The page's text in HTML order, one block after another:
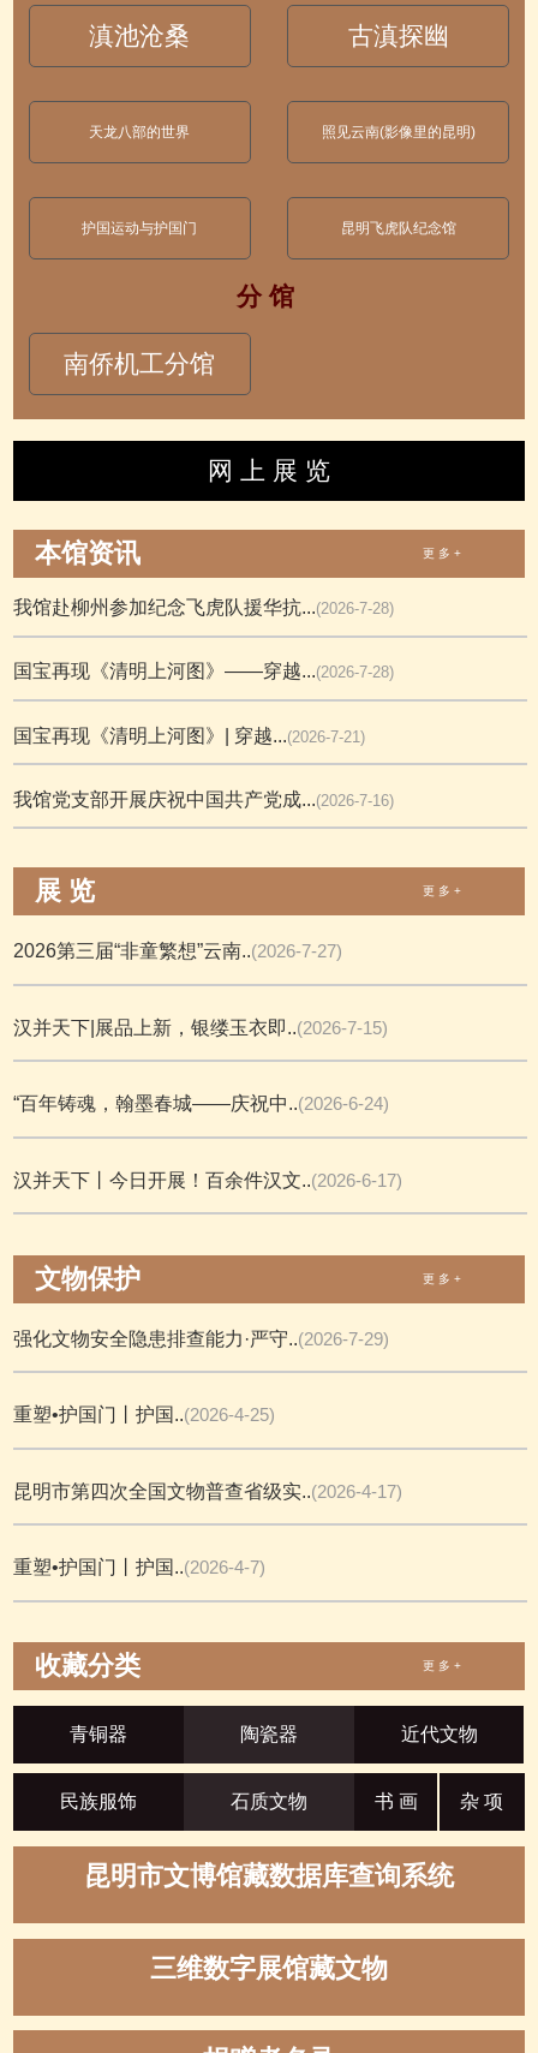
滇池沧桑 古滇探幽
天龙八部的世界 照见云南(影像里的昆明)
护国运动与护国门 昆明飞虎队纪念馆
分 馆
南侨机工分馆
网 上 展 览
本馆资讯 更 多 +
我馆赴柳州参加纪念飞虎队援华抗...(2026-7-28)
国宝再现《清明上河图》——穿越...(2026-7-28)
国宝再现《清明上河图》| 穿越...(2026-7-21)
我馆党支部开展庆祝中国共产党成...(2026-7-16)
展 览 更 多 +
2026第三届“非童繁想”云南..(2026-7-27)
汉并天下|展品上新，银缕玉衣即..(2026-7-15)
“百年铸魂，翰墨春城——庆祝中..(2026-6-24)
汉并天下丨今日开展！百余件汉文..(2026-6-17)
文物保护 更 多 +
强化文物安全隐患排查能力·严守..(2026-7-29)
重塑•护国门丨护国..(2026-4-25)
昆明市第四次全国文物普查省级实..(2026-4-17)
重塑•护国门丨护国..(2026-4-7)
收藏分类 更 多 +
青铜器 陶瓷器 近代文物
民族服饰 石质文物 书 画 杂 项
昆明市文博馆藏数据库查询系统
三维数字展馆藏文物